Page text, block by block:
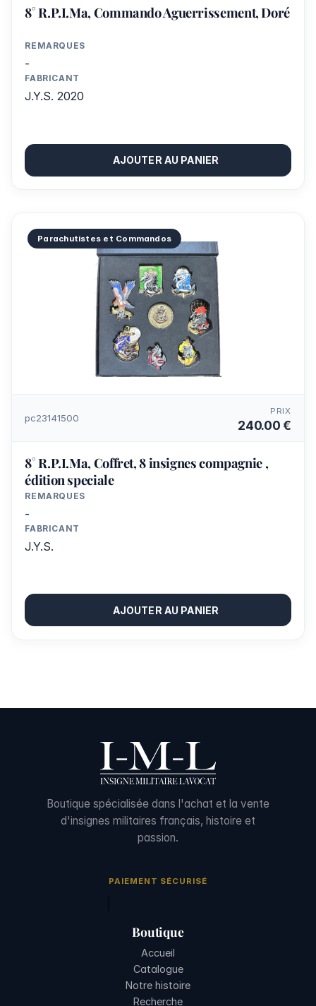
8° R.P.I.Ma, Commando Aguerrissement, Doré
REMARQUES
-
FABRICANT
J.Y.S. 2020
AJOUTER AU PANIER
Parachutistes et Commandos
pc23141500
PRIX
240.00 €
8° R.P.I.Ma, Coffret, 8 insignes compagnie ,
édition speciale
REMARQUES
-
FABRICANT
J.Y.S.
AJOUTER AU PANIER
Boutique spécialisée dans l'achat et la vente
d'insignes militaires français, histoire et
passion.
PAIEMENT SÉCURISÉ
Boutique
Accueil
Catalogue
Notre histoire
Recherche